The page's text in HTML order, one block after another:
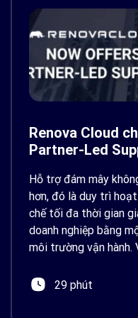
Renova Cloud
Partner-Led
Hỗ trợ đám mây
hơn, đó là duy trì
chế tối đa thời gian
doanh nghiệp bằng
môi trường vận hành.
29 phút